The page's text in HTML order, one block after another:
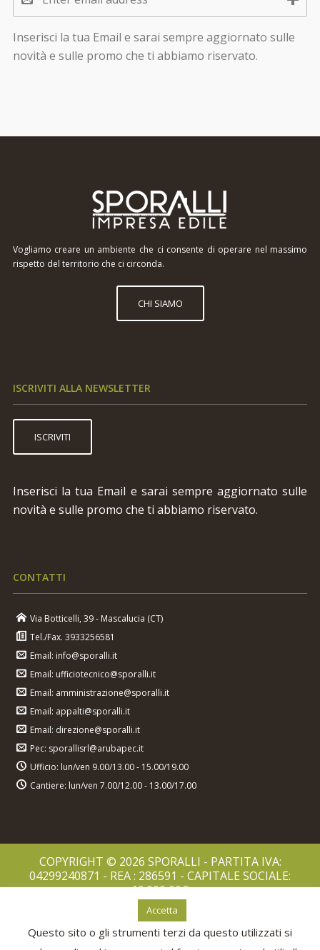
Inserisci la tua Email e sarai sempre aggiornato sulle
novità e sulle promo che ti abbiamo riservato.
Vogliamo creare un ambiente che ci consente di operare nel massimo
rispetto del territorio che ci circonda.
CHI SIAMO
ISCRIVITI ALLA NEWSLETTER
ISCRIVITI
Inserisci la tua Email e sarai sempre aggiornato sulle
novità e sulle promo che ti abbiamo riservato.
CONTATTI
Via Botticelli, 39 - Mascalucia (CT)
Tel./Fax. 3933256581
Email: info@sporalli.it
Email: ufficiotecnico@sporalli.it
Email: amministrazione@sporalli.it
Email: appalti@sporalli.it
Email: direzione@sporalli.it
Pec: sporallisrl@arubapec.it
Ufficio: lun/ven 9.00/13.00 - 15.00/19.00
Cantiere: lun/ven 7.00/12.00 - 13.00/17.00
COPYRIGHT © 2026 SPORALLI - PARTITA IVA:
04299240871 - REA : 286591 - CAPITALE SOCIALE:
10.000,00€
Accetta
Questo sito o gli strumenti terzi da questo utilizzati si